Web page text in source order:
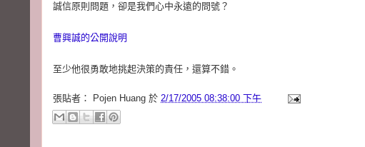
誠信原則問題，卻是我們心中永遠的問號？
曹興誠的公開說明
至少他很勇敢地挑起決策的責任，還算不錯。
張貼者： Pojen Huang 於 2/17/2005 08:38:00 下午